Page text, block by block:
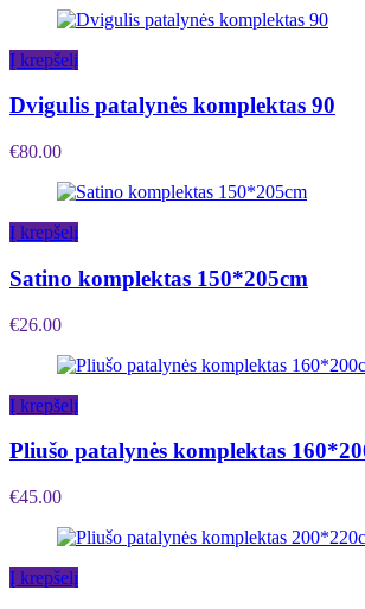
Į krepšelį
Dvigulis patalynės komplektas 90
€80.00
Į krepšelį
Satino komplektas 150*205cm
€26.00
Į krepšelį
Pliušo patalynės komplektas
€45.00
Į krepšelį